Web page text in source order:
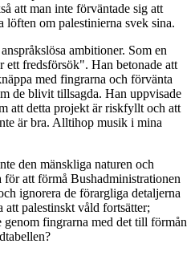
att man inte förväntade sig att
löften om palestinierna svek sina.
ambitioner. Som en
fredsförsök". Han betonade att
med fingrarna och förvänta
de blivit tillsagda. Han uppvisade
att detta projekt är riskfyllt och att
är bra. Alltihop musik i mina
den mänskliga naturen och
för att förmå Bushadministrationen
ignorera de förargliga detaljerna
att palestinskt våld fortsätter;
genom fingrarna med det till förmån